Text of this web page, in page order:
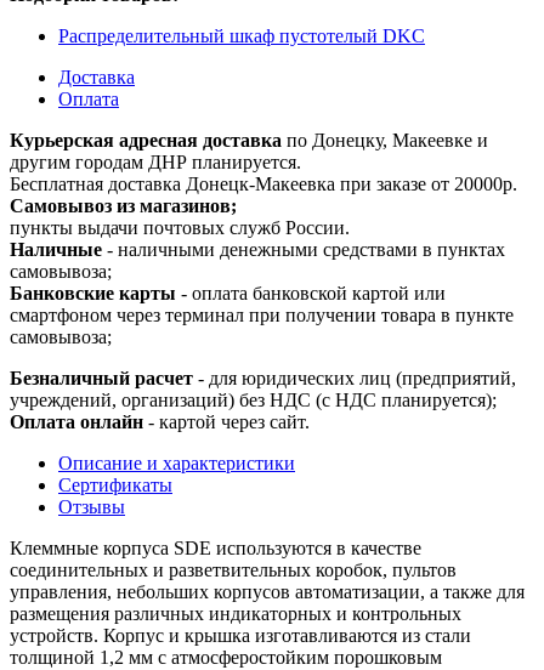
Распределительный шкаф пустотелый DKC
Доставка
Оплата
Курьерская адресная доставка по Донецку, Макеевке и
другим городам ДНР планируется.
Бесплатная доставка Донецк-Макеевка при заказе от 20000р.
Самовывоз из магазинов;
пункты выдачи почтовых служб России.
Наличные - наличными денежными средствами в пунктах
самовывоза;
Банковские карты - оплата банковской картой или
смартфоном через терминал при получении товара в пункте
самовывоза;
Безналичный расчет - для юридических лиц (предприятий,
учреждений, организаций) без НДС (с НДС планируется);
Оплата онлайн - картой через сайт.
Описание и характеристики
Сертификаты
Отзывы
Клеммные корпуса SDE используются в качестве
соединительных и разветвительных коробок, пультов
управления, небольших корпусов автоматизации, а также для
размещения различных индикаторных и контрольных
устройств. Корпус и крышка изготавливаются из стали
толщиной 1,2 мм с атмосферостойким порошковым